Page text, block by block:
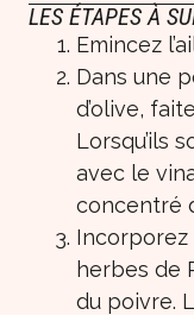
LES ÉTAPES À
Emincez
Dans une
d’olive,
Lorsqu’ils
avec le
concentré
Incorporez
herbes de
du poivre.